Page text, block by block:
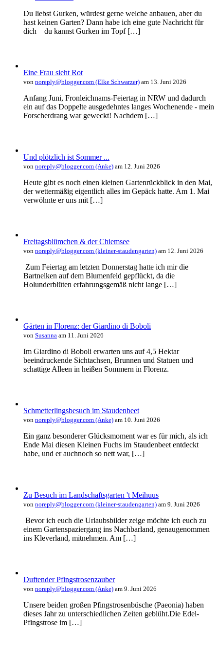
Du liebst Gurken, würdest gerne welche anbauen, aber du
hast keinen Garten? Dann habe ich eine gute Nachricht für
dich – du kannst Gurken im Topf […]
Eine Frau sieht Rot
von noreply@blogger.com (Elke Schwarzer) am 13. Juni 2026
Anfang Juni, Fronleichnams-Feiertag in NRW und dadurch
ein auf das Doppelte ausgedehntes langes Wochenende - mein
Forscherdrang war geweckt! Nachdem […]
Und plötzlich ist Sommer ...
von noreply@blogger.com (Anke) am 12. Juni 2026
Heute gibt es noch einen kleinen Gartenrückblick in den Mai,
der wettermäßig eigentlich alles im Gepäck hatte. Am 1. Mai
verwöhnte er uns mit […]
Freitagsblümchen & der Chiemsee
von noreply@blogger.com (kleiner-staudengarten) am 12. Juni 2026
Zum Feiertag am letzten Donnerstag hatte ich mir die
Bartnelken auf dem Blumenfeld gepflückt, da die
Holunderblüten erfahrungsgemäß nicht lange […]
Gärten in Florenz: der Giardino di Boboli
von Susanna am 11. Juni 2026
Im Giardino di Boboli erwarten uns auf 4,5 Hektar
beeindruckende Sichtachsen, Brunnen und Statuen und
schattige Alleen in heißen Sommern in Florenz.
Schmetterlingsbesuch im Staudenbeet
von noreply@blogger.com (Anke) am 10. Juni 2026
Ein ganz besonderer Glücksmoment war es für mich, als ich
Ende Mai diesen Kleinen Fuchs im Staudenbeet entdeckt
habe, und er auchnoch so nett war, […]
Zu Besuch im Landschaftsgarten 't Meihuus
von noreply@blogger.com (kleiner-staudengarten) am 9. Juni 2026
Bevor ich euch die Urlaubsbilder zeige möchte ich euch zu
einem Gartenspaziergang ins Nachbarland, genaugenommen
ins Kleverland, mitnehmen. Am […]
Duftender Pfingstrosenzauber
von noreply@blogger.com (Anke) am 9. Juni 2026
Unsere beiden großen Pfingstrosenbüsche (Paeonia) haben
dieses Jahr zu unterschiedlichen Zeiten geblüht.Die Edel-
Pfingstrose im […]